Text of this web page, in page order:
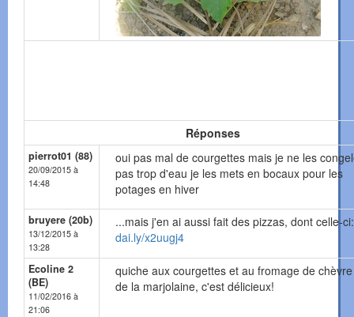
Réponses
pierrot01 (88)
20/09/2015 à
14:48
oui pas mal de courgettes mais je ne les
pas trop d'eau je les mets en bocaux pour les
potages en hiver
bruyere (20b)
13/12/2015 à
13:28
...mais j'en ai aussi fait des pizzas, dont celle-ci:
dai.ly/x2uugj4
Ecoline 2
(BE)
11/02/2016 à
21:06
quiche aux courgettes et au fromage de
de la marjolaine, c'est délicieux!